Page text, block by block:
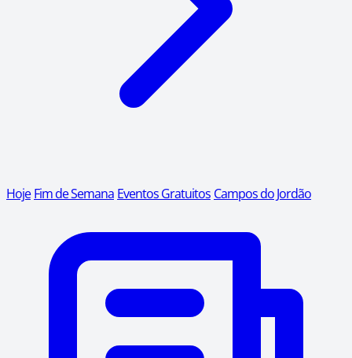
Hoje Fim de Semana Eventos Gratuitos Campos do Jordão